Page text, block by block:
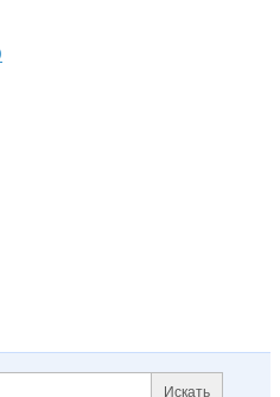
Поиск по сайту и
Искать